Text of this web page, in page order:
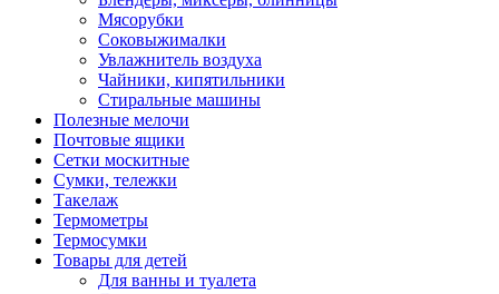
Мясорубки
Соковыжималки
Увлажнитель воздуха
Чайники, кипятильники
Стиральные машины
Полезные мелочи
Почтовые ящики
Сетки москитные
Сумки, тележки
Такелаж
Термометры
Термосумки
Товары для детей
Для ванны и туалета